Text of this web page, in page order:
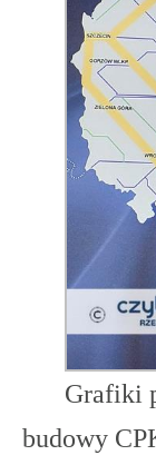
Grafiki
budowy